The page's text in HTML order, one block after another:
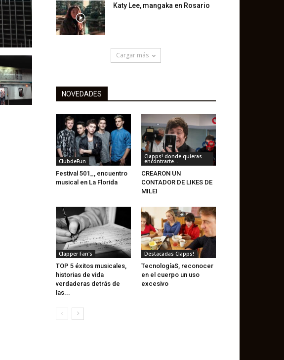
Katy Lee, mangaka en Rosario
Cargar más
NOVEDADES
ClubdeFun
Festival 501_, encuentro
musical en La Florida
Clapps! donde quieras
encontrarte...
CREARON UN
CONTADOR DE LIKES DE
MILEI
Clapper Fan's
TOP 5 éxitos musicales,
historias de vida
verdaderas detrás de
las...
Destacadas Clapps!
TecnologíaS, reconocer
en el cuerpo un uso
excesivo